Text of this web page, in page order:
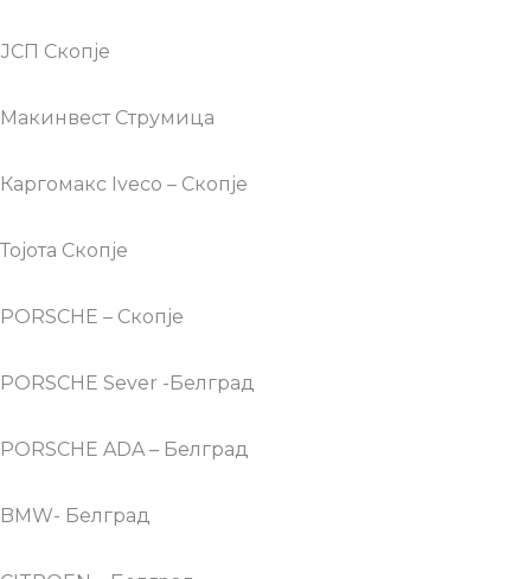
ЈСП Скопје
Макинвест Струмица
Каргомакс Iveco – Скопје
Тојота Скопје
PORSCHE – Скопје
PORSCHE Sever -Белград
PORSCHE ADA – Белград
BMW- Белград